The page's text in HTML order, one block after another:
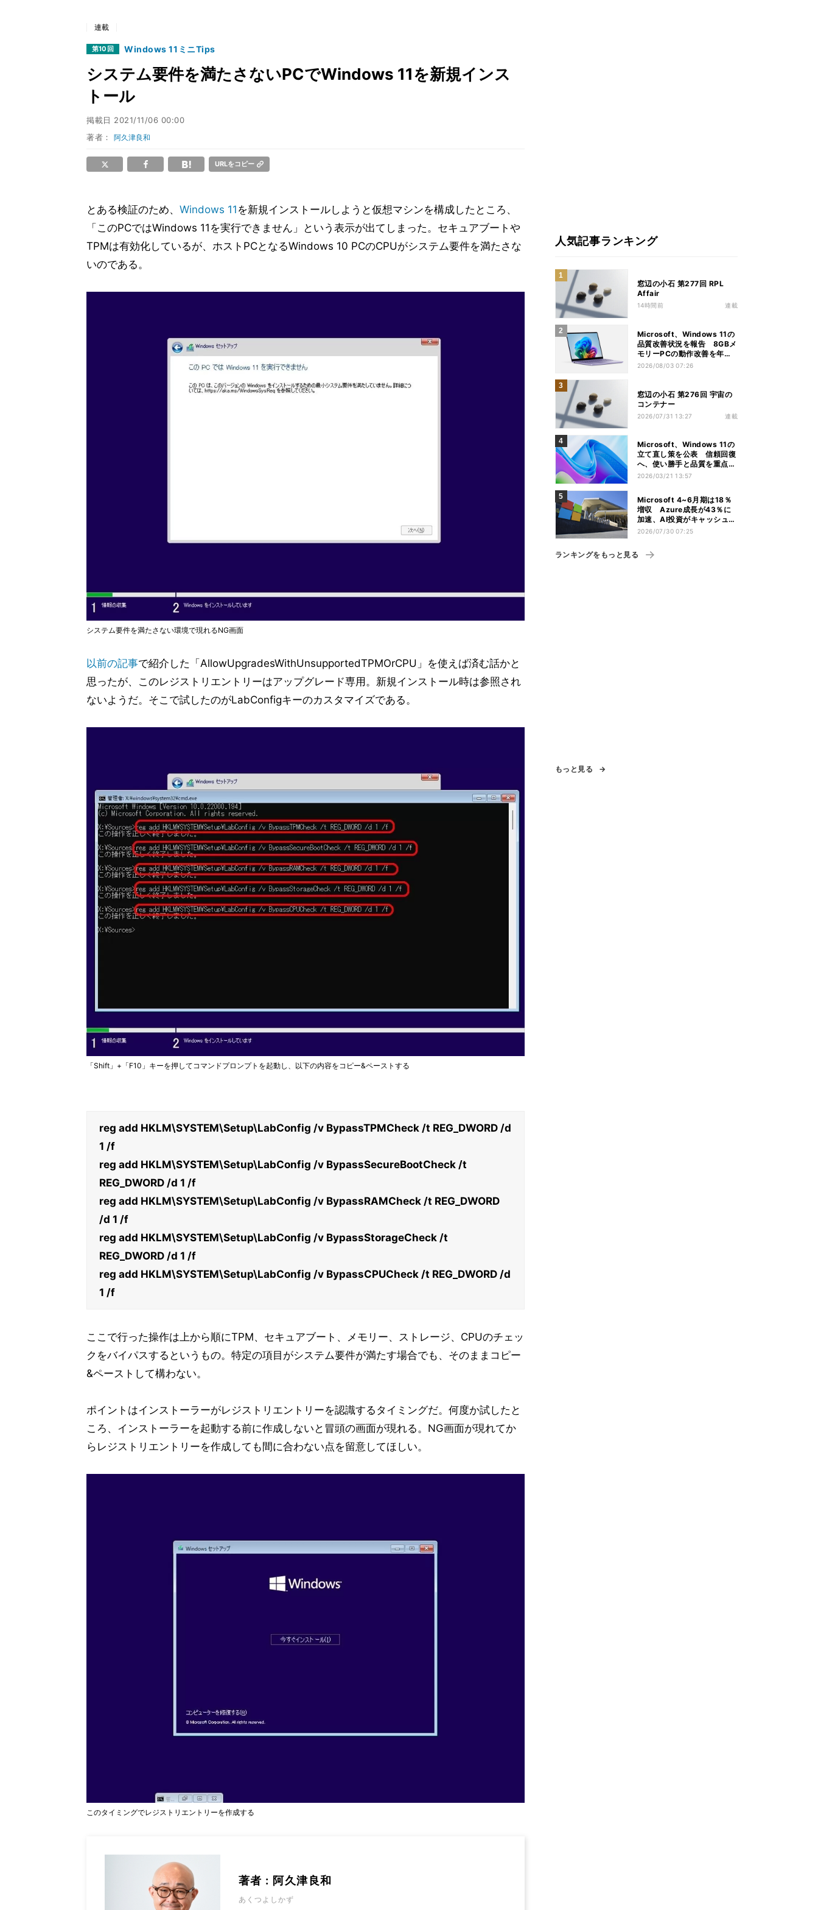
連載
第10回 Windows 11ミニTips
システム要件を満たさないPCでWindows 11を新規インス
トール
掲載日 2021/11/06 00:00
著者：阿久津良和
URLをコピー
とある検証のため、 Windows 11 を新規インストールしようと仮想マシンを構成したところ、
「このPCではWindows 11を実行できません」という表示が出てしまった。セキュアブートや
TPMは有効化しているが、ホストPCとなるWindows 10 PCのCPUがシステム要件を満たさな
いのである。
システム要件を満たさない環境で現れるNG画面
以前の記事で紹介した「AllowUpgradesWithUnsupportedTPMOrCPU」を使えば済む話かと
思ったが、このレジストリエントリーはアップグレード専用。新規インストール時は参照され
ないようだ。そこで試したのがLabConfigキーのカスタマイズである。
「Shift」+「F10」キーを押してコマンドプロンプトを起動し、以下の内容をコピー&ペーストする
reg add HKLM\SYSTEM\Setup\LabConfig /v BypassTPMCheck /t REG_DWORD /d
1 /f
reg add HKLM\SYSTEM\Setup\LabConfig /v BypassSecureBootCheck /t
REG_DWORD /d 1 /f
reg add HKLM\SYSTEM\Setup\LabConfig /v BypassRAMCheck /t REG_DWORD
/d 1 /f
reg add HKLM\SYSTEM\Setup\LabConfig /v BypassStorageCheck /t
REG_DWORD /d 1 /f
reg add HKLM\SYSTEM\Setup\LabConfig /v BypassCPUCheck /t REG_DWORD /d
1 /f
ここで行った操作は上から順にTPM、セキュアブート、メモリー、ストレージ、CPUのチェッ
クをバイパスするというもの。特定の項目がシステム要件が満たす場合でも、そのままコピー
&ペーストして構わない。
ポイントはインストーラーがレジストリエントリーを認識するタイミングだ。何度か試したと
ころ、インストーラーを起動する前に作成しないと冒頭の画面が現れる。NG画面が現れてか
らレジストリエントリーを作成しても間に合わない点を留意してほしい。
このタイミングでレジストリエントリーを作成する
著者 : 阿久津良和
あくつよしかず
人気記事ランキング
窓辺の小石 第277回 RPL
Affair
14時間前 連載
Microsoft、Windows 11の
品質改善状況を報告 8GBメ
モリーPCの動作改善を年内
推進
2026/08/03 07:26
窓辺の小石 第276回 宇宙の
コンテナー
2026/07/31 13:27 連載
Microsoft、Windows 11の
立て直し策を公表 信頼回復
へ、使い勝手と品質を重点改
善
2026/03/21 13:57
Microsoft 4~6月期は18％
増収 Azure成長が43％に
加速、AI投資がキャッシュフ
ロー圧迫
2026/07/30 07:25
ランキングをもっと見る
もっと見る